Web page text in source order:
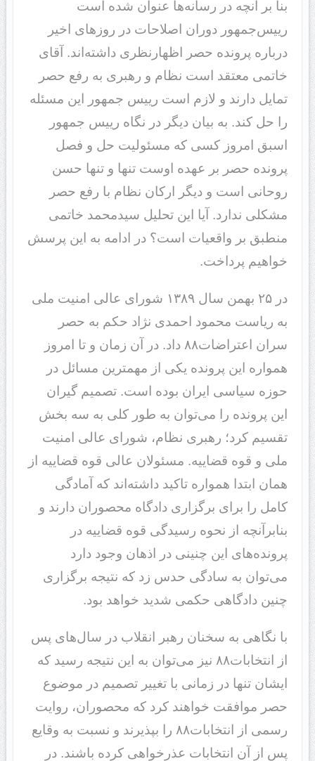
بنا بر آنچه در رسانه‌ها عنوان شده است
رییس‌جمهور دوران اصلاحات در روزهای اخیر
درباره پرونده حصر اظهارنظری داشته‌اند. آقای
خاتمی معتقد است نظام و رهبری به رفع حصر
تمایل دارند و لازم است رییس جمهور این مسئله
را حل کند. به بیان دیگر در نگاه رییس جمهور
اسبق امروز کسی که مسئولیت حل و فصل
پرونده حصر بر عهده اوست تنها و تنها حسن
روحانی است و دیگر ارکان نظام با رفع حصر
مشکلی ندارد. آیا این تحلیل سیدمحمد خاتمی
منطبق بر واقعیات است؟ در ادامه به این پرسش
خواهیم پرداخت.
در ۲۵ بهمن سال ۱۳۸۹ شورای عالی امنیت ملی
به ریاست محمود احمدی نژاد حکم به حصر
سران اعتراضات۸۸ داد. در آن زمان و تا امروز
همواره این پرونده یکی از مهمترین مسائل در
حوزه سیاسی ایران بوده است. تصمیم گیران
این پرونده را می‌توان به طور کلی به سه بخش
تقسیم کرد؛ رهبری نظام، شورای عالی امنیت
ملی و قوه قضاییه. مسئولان عالی قوه قضاییه از
همان ابتدا همواره تاکید داشته‌اند که آمادگی
کامل را برای برگزاری دادگاه محصوران دارند و
بنابرآنچه از نحوه رسیدگی قوه قضاییه در
پرونده‌های این چنینی در اذهان وجود دارد
می‌توان به سادگی حدس زد که نتیجه برگزاری
چنین دادگاهی حکمی شدید خواهد بود.
با نگاهی به سخنان رهبر انقلاب در سال‌های پس
از انتخابات۸۸ نیز می‌توان به این نتیجه رسید که
ایشان تنها در زمانی با تغییر تصمیم در موضوع
حصر موافقت خواهند کرد که محصوران، روایت
رسمی از انتخابات۸۸ را بپذیرند و نسبت به وقایع
پس از آن انتخابات عذرخواهی کرده باشند. در